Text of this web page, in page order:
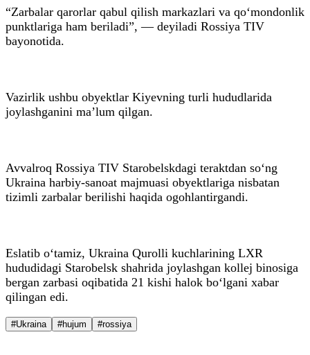
“Zarbalar qarorlar qabul qilish markazlari va qo‘mondonlik
punktlariga ham beriladi”, — deyiladi Rossiya TIV
bayonotida.
Vazirlik ushbu obyektlar Kiyevning turli hududlarida
joylashganini ma’lum qilgan.
Avvalroq Rossiya TIV Starobelskdagi teraktdan so‘ng
Ukraina harbiy-sanoat majmuasi obyektlariga nisbatan
tizimli zarbalar berilishi haqida ogohlantirgandi.
Eslatib o‘tamiz, Ukraina Qurolli kuchlarining LXR
hududidagi Starobelsk shahrida joylashgan kollej binosiga
bergan zarbasi oqibatida 21 kishi halok bo‘lgani xabar
qilingan edi.
#Ukraina #hujum #rossiya